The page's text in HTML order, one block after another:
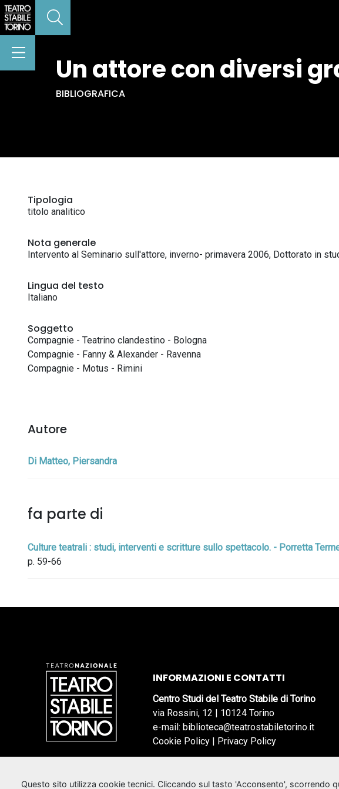
Un attore con diversi
BIBLIOGRAFICA
Tipologia
titolo analitico
Nota generale
Intervento al Seminario sull'attore, inverno- primavera 2006, Dottorato in
Lingua del testo
Italiano
Soggetto
Compagnie - Teatrino clandestino - Bologna
Compagnie - Fanny & Alexander - Ravenna
Compagnie - Motus - Rimini
Autore
Di Matteo, Piersandra
fa parte di
Culture teatrali : studi, interventi e scritture sullo spettacolo. - Porretta
p. 59-66
INFORMAZIONI E CONTATTI
Centro Studi del Teatro Stabile di Torino
via Rossini, 12 | 10124 Torino
e-mail: biblioteca@teatrostabiletorino.it
Cookie Policy | Privacy Policy
Questo sito utilizza cookie tecnici. Cliccando sul tasto 'Acconsento', scorrendo